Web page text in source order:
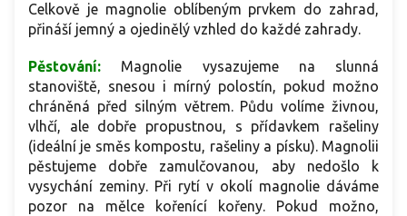
Celkově je magnolie oblíbeným prvkem do zahrad,
přináší jemný a ojedinělý vzhled do každé zahrady.
Pěstování:
Magnolie vysazujeme na slunná
stanoviště, snesou i mírný polostín, pokud možno
chráněná před silným větrem. Půdu volíme živnou,
vlhčí, ale dobře propustnou, s přídavkem rašeliny
(ideální je směs kompostu, rašeliny a písku). Magnolii
pěstujeme dobře zamulčovanou, aby nedošlo k
vysychání zeminy. Při rytí v okolí magnolie dáváme
pozor na mělce kořenící kořeny. Pokud možno,